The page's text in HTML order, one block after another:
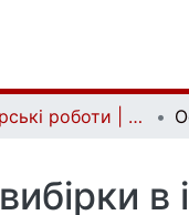
Бакалаврські роботи | Bachelor theses
в